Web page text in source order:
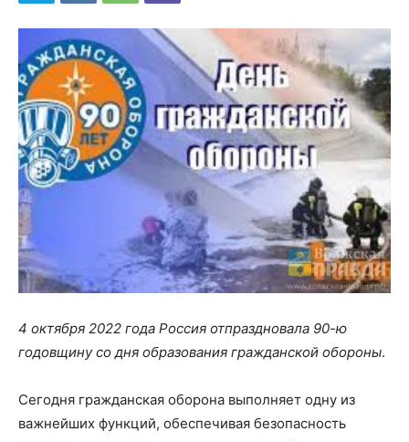
4 октября 2022 года Россия отпраздновала 90-ю
годовщину со дня образования гражданской обороны.
Сегодня гражданская оборона выполняет одну из
важнейших функций, обеспечивая безопасность